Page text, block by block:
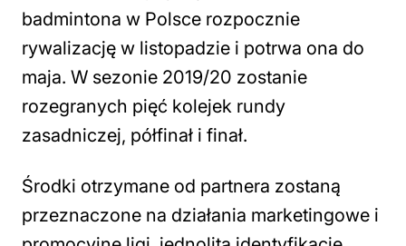
badmintona w Polsce rozpocznie
rywalizację w listopadzie i potrwa ona do
maja. W sezonie 2019/20 zostanie
rozegranych pięć kolejek rundy
zasadniczej, półfinał i finał.
Środki otrzymane od partnera zostaną
przeznaczone na działania marketingowe i